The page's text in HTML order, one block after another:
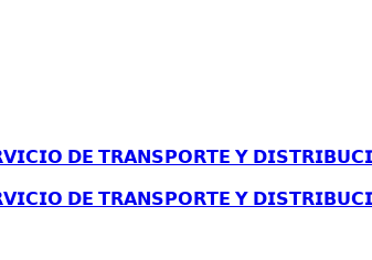
𝗗𝗘 𝗧𝗥𝗔𝗡𝗦𝗣𝗢𝗥𝗧𝗘 𝗬
𝗗𝗘 𝗧𝗥𝗔𝗡𝗦𝗣𝗢𝗥𝗧𝗘 𝗬